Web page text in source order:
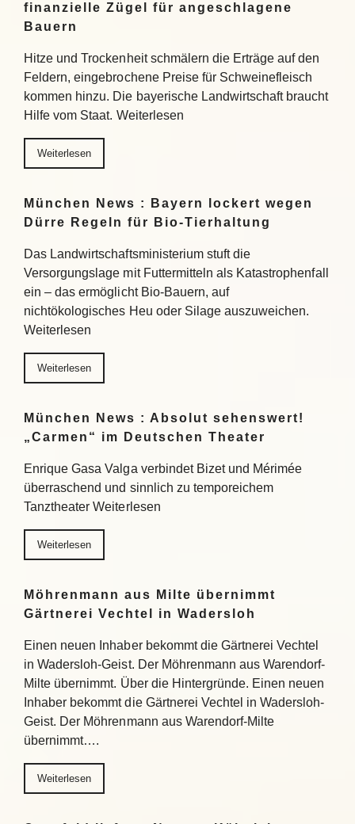
finanzielle Zügel für angeschlagene
Bauern
Hitze und Trockenheit schmälern die Erträge auf den
Feldern, eingebrochene Preise für Schweinefleisch
kommen hinzu. Die bayerische Landwirtschaft braucht
Hilfe vom Staat. Weiterlesen
Weiterlesen
München News : Bayern lockert wegen
Dürre Regeln für Bio-Tierhaltung
Das Landwirtschaftsministerium stuft die
Versorgungslage mit Futtermitteln als Katastrophenfall
ein – das ermöglicht Bio-Bauern, auf
nichtökologisches Heu oder Silage auszuweichen.
Weiterlesen
Weiterlesen
München News : Absolut sehenswert!
„Carmen“ im Deutschen Theater
Enrique Gasa Valga verbindet Bizet und Mérimée
überraschend und sinnlich zu temporeichem
Tanztheater Weiterlesen
Weiterlesen
Möhrenmann aus Milte übernimmt
Gärtnerei Vechtel in Wadersloh
Einen neuen Inhaber bekommt die Gärtnerei Vechtel
in Wadersloh-Geist. Der Möhrenmann aus Warendorf-
Milte übernimmt. Über die Hintergründe. Einen neuen
Inhaber bekommt die Gärtnerei Vechtel in Wadersloh-
Geist. Der Möhrenmann aus Warendorf-Milte
übernimmt….
Weiterlesen